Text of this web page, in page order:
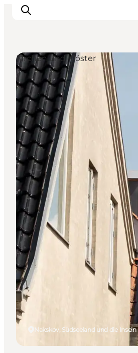
Natur und Outdoor
Familienurlaub
Kultur
Gastronomie
Urlaubsplaner
Nakskov, Südseeland und die Inseln
Kirchen und Klöster